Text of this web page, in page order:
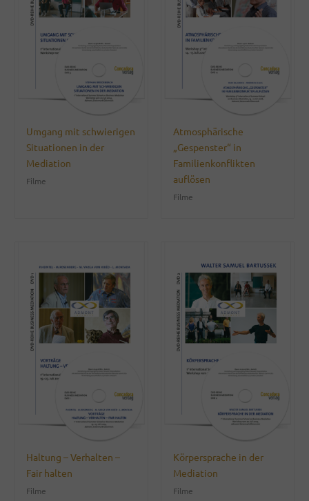
Umgang mit schwierigen
Situationen in der
Mediation
Filme
Atmosphärische
„Gespenster“ in
Familienkonflikten
auflösen
Filme
Haltung – Verhalten –
Fair halten
Filme
Körpersprache in der
Mediation
Filme